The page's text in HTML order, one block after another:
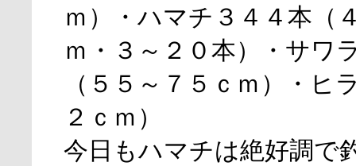
ｍ）・ハマチ３４４本（
ｍ・３～２０本）・サワ
（５５～７５ｃｍ）・ヒ
２ｃｍ）
今日もハマチは絶好調で